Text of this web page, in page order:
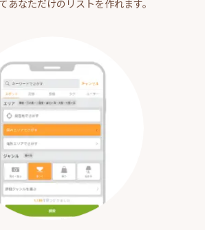
あなただけのリストを作れます。